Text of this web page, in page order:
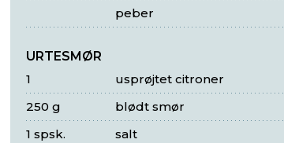
peber
URTESMØR
usprøjtet citroner
1
blødt smør
250 g
salt
1 spsk.